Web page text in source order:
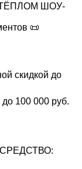
ШОУ-
📜
скидкой до
до 100 000 руб.